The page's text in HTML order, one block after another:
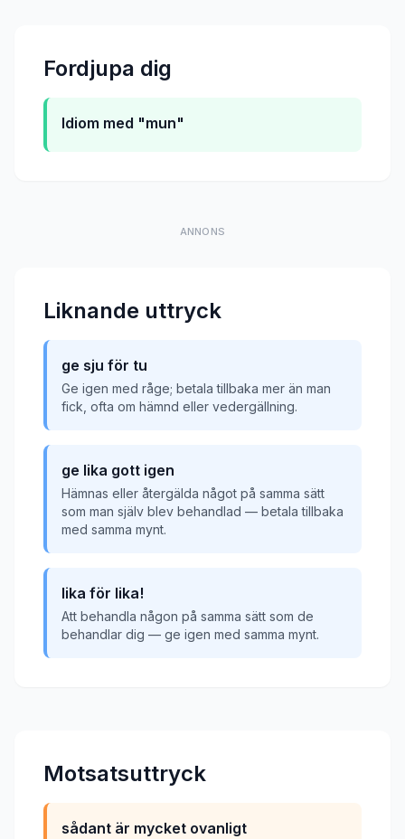
Fordjupa dig
Idiom med "mun"
ANNONS
Liknande uttryck
ge sju för tu
Ge igen med råge; betala tillbaka mer än man
fick, ofta om hämnd eller vedergällning.
ge lika gott igen
Hämnas eller återgälda något på samma sätt
som man själv blev behandlad — betala tillbaka
med samma mynt.
lika för lika!
Att behandla någon på samma sätt som de
behandlar dig — ge igen med samma mynt.
Motsatsuttryck
sådant är mycket ovanligt